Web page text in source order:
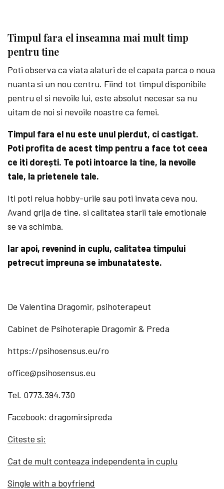
Timpul fara el inseamna mai mult timp
pentru tine
Poti observa ca viata alaturi de el capata parca o noua
nuanta si un nou centru. Fiind tot timpul disponibile
pentru el si nevoile lui, este absolut necesar sa nu
uitam de noi si nevoile noastre ca femei.
Timpul fara el nu este unul pierdut, ci castigat.
Poti profita de acest timp pentru a face tot ceea
ce iti dorești. Te poti intoarce la tine, la nevoile
tale, la prietenele tale.
Iti poti relua hobby-urile sau poti invata ceva nou.
Avand grija de tine, si calitatea starii tale emotionale
se va schimba.
Iar apoi, revenind in cuplu, calitatea timpului
petrecut impreuna se imbunatateste.
De Valentina Dragomir, psihoterapeut
Cabinet de Psihoterapie Dragomir & Preda
https://psihosensus.eu/ro
office@psihosensus.eu
Tel. 0773.394.730
Facebook: dragomirsipreda
Citeste si:
Cat de mult conteaza independenta in cuplu
Single with a boyfriend